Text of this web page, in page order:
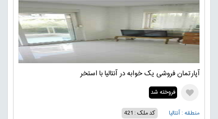
آپارتمان فروشی یک خوابه در آنتالیا با استخر
فروخته شد
منطقه : آنتالیا
کد ملک : 421